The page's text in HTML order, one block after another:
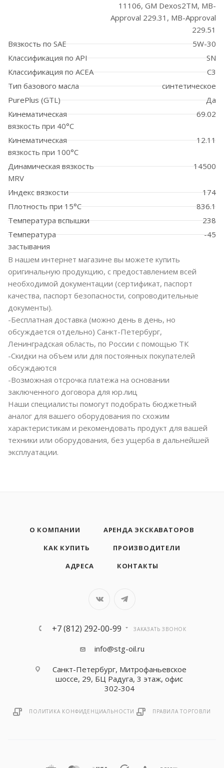
11106, GM Dexos2TM, MB-
Approval 229.31, MB-Approval
229.51
Вязкость по SAE
5W-30
Классификация по API
SN
Классификация по ACEA
C3
Тип базового масла
синтетическое
PurePlus (GTL)
Да
Кинематическая
вязкость при 40°C
69.02
Кинематическая
вязкость при 100°C
12.11
Динамическая вязкость
MRV
14500
Индекс вязкости
174
Плотность при 15°C
836.1
Температура вспышки
238
Температура
застывания
-45
В нашем интернет магазине вы можете купить
оригинальную продукцию, с предоставлением всей
необходимой документации (сертификат, паспорт
качества, паспорт безопасности, сопроводительные
документы).
-Бесплатная доставка (можно день в день, но
обсуждается отдельно) Санкт-Петербург,
Ленинградская область, по России с помощью ТК
-Скидки на объем или для постоянных покупателей
обсуждаются
-Возможная отсрочка платежа на основании
заключенного договора для юр.лиц
Наши специалисты помогут подобрать бюджетный
аналог для вашего оборудования по схожим
характеристикам и рекомендовать продукт для вашей
техники или оборудования, без ущерба в дальнейшей
эксплуатации.
О КОМПАНИИ
АРЕНДА ЭКСКАВАТОРОВ
КАК КУПИТЬ
ПРОИЗВОДИТЕЛИ
АДРЕСА
КОНТАКТЫ
+7 (812) 292-00-99 ЗАКАЗАТЬ ЗВОНОК
info@stg-oil.ru
Санкт-Петербург, Митрофаньевское
шоссе, 29, БЦ Радуга, 3 этаж, офис
302-304
ПОЛИТИКА КОНФИДЕНЦИАЛЬНОСТИ ПРАВИЛА ТОРГОВЛИ